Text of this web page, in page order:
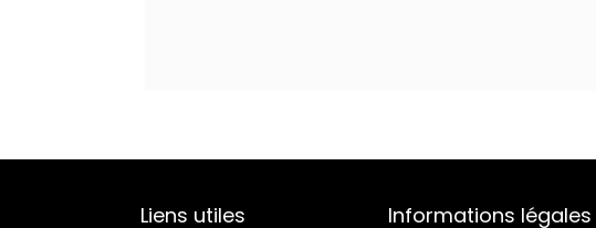
Liens utiles Informations légales